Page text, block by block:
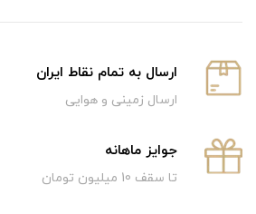
ارسال به تمام نقاط ایران
ارسال زمینی و هوایی
جوایز ماهانه
تا سقف 10 میلیون تومان